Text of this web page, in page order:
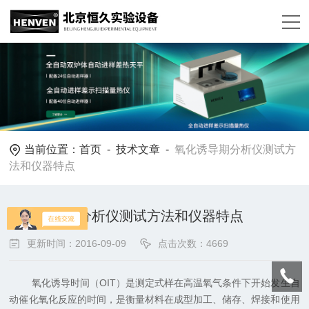
当前位置：首页 -技术文章 -氧化诱导期分析仪测试方
法和仪器特点
氧化诱导期分析仪测试方法和仪器特点
更新时间：2016-09-09 点击次数：4669
氧化诱导时间（OIT）是测定式样在高温氧气条件下开始发生自
动催化氧化反应的时间，是衡量材料在成型加工、储存、焊接和使用